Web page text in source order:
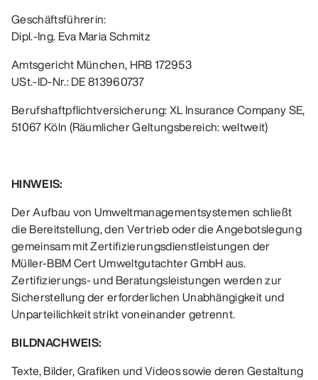
Geschäftsführerin:
Dipl.-Ing. Eva Maria Schmitz
Amtsgericht München, HRB 172953
USt.-ID-Nr.: DE 813960737
Berufshaftpflichtversicherung: XL Insurance Company SE,
51067 Köln (Räumlicher Geltungsbereich: weltweit)
HINWEIS:
Der Aufbau von Umweltmanagementsystemen schließt
die Bereitstellung, den Vertrieb oder die Angebotslegung
gemeinsam mit Zertifizierungsdienstleistungen der
Müller-BBM Cert Umweltgutachter GmbH aus.
Zertifizierungs- und Beratungsleistungen werden zur
Sicherstellung der erforderlichen Unabhängigkeit und
Unparteilichkeit strikt voneinander getrennt.
BILDNACHWEIS:
Texte, Bilder, Grafiken und Videos sowie deren Gestaltung